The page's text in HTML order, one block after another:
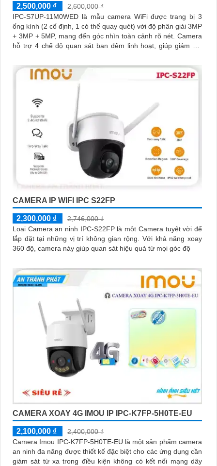
2,500,000 ₫
2,600,000 ₫
IPC-S7UP-11M0WED là mẫu camera WiFi được trang bị 3
ống kính (2 cố định, 1 có thể quay quét) với độ phân giải 3MP
+ 3MP + 5MP, mang đến góc nhìn toàn cảnh rõ nét. Camera
hỗ trợ 4 chế độ quan sát ban đêm linh hoạt, giúp giám sát
CAMERA IP WIFI IPC S22FP
2,300,000 ₫
2,746,000 ₫
Loại Camera an ninh IPC-S22FP là một Camera tuyệt vời để
lắp đặt tại những vị trí không gian rộng. Với khả năng xoay
360 độ, camera này giúp quan sát hiệu quả từ mọi góc độ
CAMERA XOAY 4G IMOU IP IPC-K7FP-5H0TE-EU
2,100,000 ₫
2,400,000 ₫
Camera Imou IPC-K7FP-5H0TE-EU là một sản phẩm camera
an ninh đa năng được thiết kế đặc biệt cho các ứng dụng cần
giám sát từ xa trong điều kiện không có kết nối mạng dây